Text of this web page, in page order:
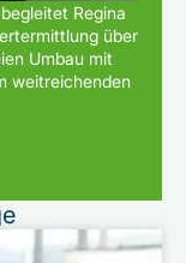
Regina
über
Umbau mit
weitreichenden